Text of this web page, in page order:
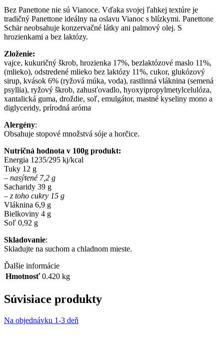
Bez Panettone nie sú Vianoce. Vďaka svojej ľahkej textúre je
tradičný Panettone ideálny na oslavu Vianoc s blízkymi. Panettone
Schär neobsahuje konzervačné látky ani palmový olej. S
hrozienkami a bez laktózy.
Zloženie:
vajce, kukuričný škrob, hrozienka 17%, bezlaktózové maslo 11%,
(mlieko), odstredené mlieko bez laktózy 11%, cukor, glukózový
sirup, kvások 6% (ryžová múka, voda), rastlinná vláknina (semená
psyllia), ryžový škrob, zahusťovadlo, hyoxyipropylmetylcelulóza,
xantalická guma, droždie, soľ, emulgátor, mastné kyseliny mono a
diglyceridy, prírodná aróma
Alergény:
Obsahuje stopové množstvá sóje a horčice.
Nutričná hodnota v 100g produkt:
Energia 1235/295 kj/kcal
Tuky 12 g
– nasýtené 7,2 g
Sacharidy 39 g
– z toho cukry 15 g
Vláknina 6,9 g
Bielkoviny 4 g
Soľ 0,92 g
Skladovanie:
Skladujte na suchom a chladnom mieste.
Ďalšie informácie
Hmotnosť 0.420 kg
Súvisiace produkty
Na objednávku 1-3 deň